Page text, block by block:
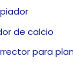
de calcio
para